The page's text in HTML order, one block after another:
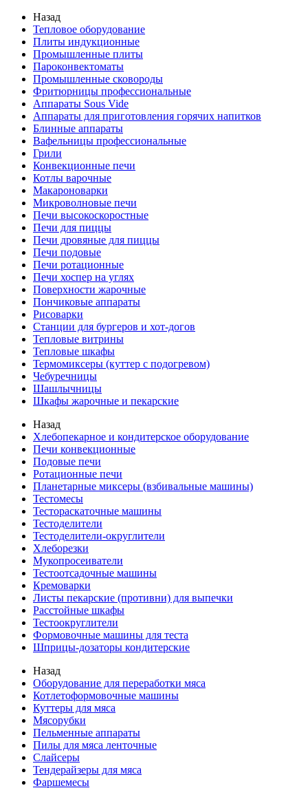
Назад
Тепловое оборудование
Плиты индукционные
Промышленные плиты
Пароконвектоматы
Промышленные сковороды
Фритюрницы профессиональные
Аппараты Sous Vide
Аппараты для приготовления горячих напитков
Блинные аппараты
Вафельницы профессиональные
Грили
Конвекционные печи
Котлы варочные
Макароноварки
Микроволновые печи
Печи высокоскоростные
Печи для пиццы
Печи дровяные для пиццы
Печи подовые
Печи ротационные
Печи хоспер на углях
Поверхности жарочные
Пончиковые аппараты
Рисоварки
Станции для бургеров и хот-догов
Тепловые витрины
Тепловые шкафы
Термомиксеры (куттер с подогревом)
Чебуречницы
Шашлычницы
Шкафы жарочные и пекарские
Назад
Хлебопекарное и кондитерское оборудование
Печи конвекционные
Подовые печи
Ротационные печи
Планетарные миксеры (взбивальные машины)
Тестомесы
Тестораскаточные машины
Тестоделители
Тестоделители-округлители
Хлеборезки
Мукопросеиватели
Тестоотсадочные машины
Кремоварки
Листы пекарские (противни) для выпечки
Расстойные шкафы
Тестоокруглители
Формовочные машины для теста
Шприцы-дозаторы кондитерские
Назад
Оборудование для переработки мяса
Котлетоформовочные машины
Куттеры для мяса
Мясорубки
Пельменные аппараты
Пилы для мяса ленточные
Слайсеры
Тендерайзеры для мяса
Фаршемесы